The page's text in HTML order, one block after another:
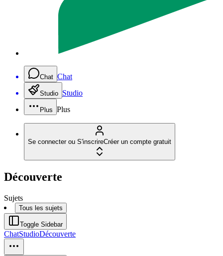
Chat Chat
Studio Studio
Plus Plus
Se connecter ou S'inscrireCréer un compte gratuit
Découverte
Sujets
Tous les sujets
Toggle Sidebar
ChatStudioDécouverte